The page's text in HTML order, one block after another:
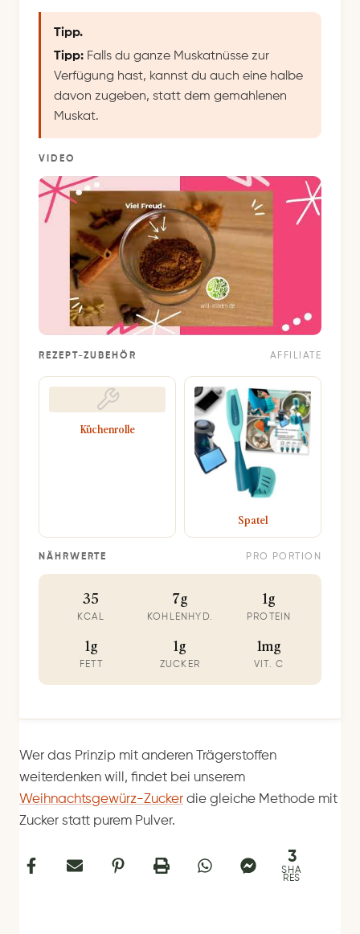
Tipp.
Tipp: Falls du ganze Muskatnüsse zur
Verfügung hast, kannst du auch eine halbe
davon zugeben, statt dem gemahlenen
Muskat.
VIDEO
REZEPT-ZUBEHÖR AFFILIATE
Küchenrolle
Spatel
NÄHRWERTE PRO PORTION
35
KCAL
7g
KOHLENHYD.
1g
PROTEIN
1g
FETT
1g
ZUCKER
1mg
VIT. C
Wer das Prinzip mit anderen Trägerstoffen
weiterdenken will, findet bei unserem
Weihnachtsgewürz-Zucker die gleiche Methode mit
Zucker statt purem Pulver.
3
SHA
RES